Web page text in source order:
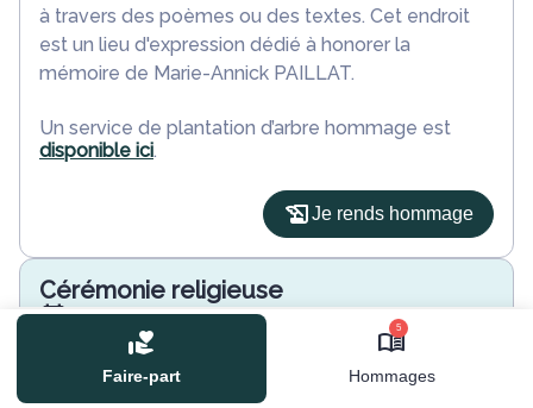
Faire-part
5
Hommages
à travers des poèmes ou des textes. Cet endroit
est un lieu d'expression dédié à honorer la
mémoire de Marie-Annick PAILLAT.
Un service de plantation d’arbre hommage est
disponible ici.
Je rends hommage
Cérémonie religieuse
mardi 13 février 2024 à 10h30
Église de La Chaussée-Saint-Victor
Rue de l'Église
41260 La Chaussée-Saint-Victor